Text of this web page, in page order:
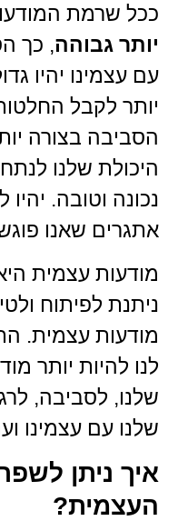
ככל שרמת
יותר גבוהה, כך
עם עצמינו יהיו
יותר לקבל
הסביבה בצורה
היכולת שלנו
נכונה וטובה.
אתגרים שאנו
מודעות עצמית
ניתנת לפיתוח
מודעות עצמית.
לנו להיות יותר
שלנו, לסביבה,
שלנו עם עצמינו
איך ניתן
העצמית?